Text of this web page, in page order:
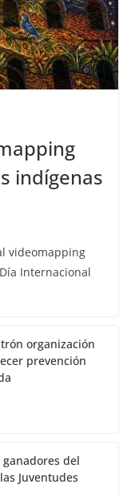
indígenas
videomapping
Internacional
organización
prevención
del
Juventudes